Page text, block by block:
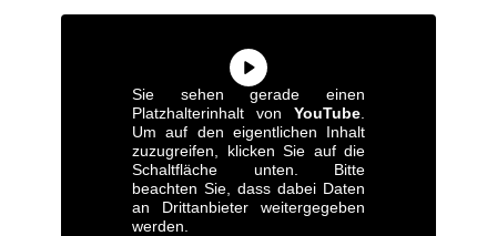
Sie sehen gerade einen
Platzhalterinhalt von YouTube
Um auf den eigentlichen Inhalt
zuzugreifen, klicken Sie auf die
Schaltfläche unten. Bitte
beachten Sie, dass dabei Daten
an Drittanbieter weitergegeben
werden.